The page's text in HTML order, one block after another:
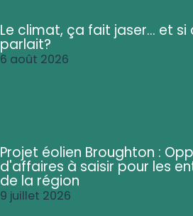
Le climat, ça fait jaser... et si
parlait?
6 août 2026
Projet éolien Broughton :
d'affaires à saisir pour les
de la région
9 juillet 2026